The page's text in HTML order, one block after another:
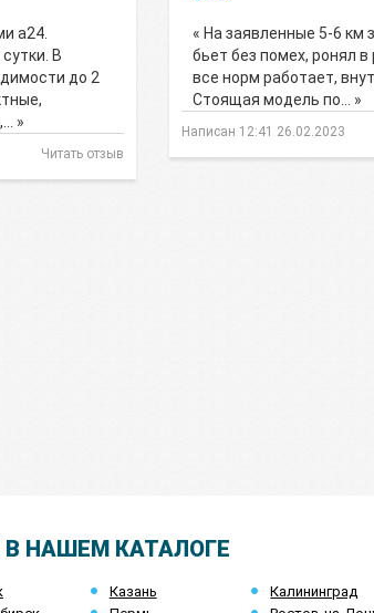
а24.
В
до 2
»
Читать отзыв
« На заявленные 5-6 км
бьет без помех, ронял
все норм работает,
Стоящая модель по… »
Написан 12:41 26.02.2023
НАШЕМ КАТАЛОГЕ
Казань Калининград